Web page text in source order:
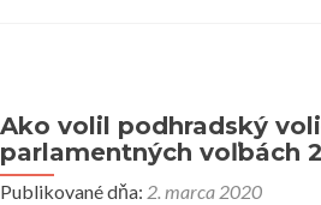
Ako volil podhradský
parlamentných voľbách
Publikované dňa: 2. marca 2020